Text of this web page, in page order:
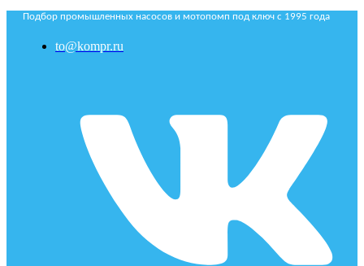
Подбор промышленных насосов и мотопомп под ключ с 1995 года
to@kompr.ru